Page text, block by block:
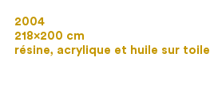
2004
218×200 cm
résine, acrylique et huile sur toile